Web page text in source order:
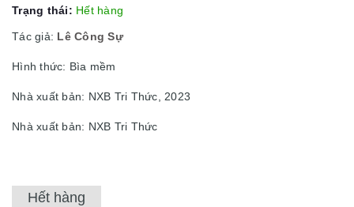
Trạng thái: Hết hàng
Tác giả: Lê Công Sự
Hình thức: Bìa mềm
Nhà xuất bản: NXB Tri Thức, 2023
Nhà xuất bản: NXB Tri Thức
Hết hàng